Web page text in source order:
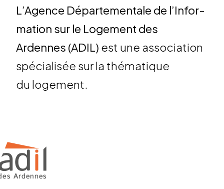
L’Agence Dépar­te­men­tale de l’In­for­
ma­tion sur le Loge­ment des
Ardennes (ADIL) est une asso­cia­tion
spécia­li­sée sur la théma­tique
du loge­ment.